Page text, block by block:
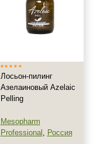
Лосьон-пилинг
Азелаиновый Azelaic
Pelling
Mesopharm
Professional , Россия